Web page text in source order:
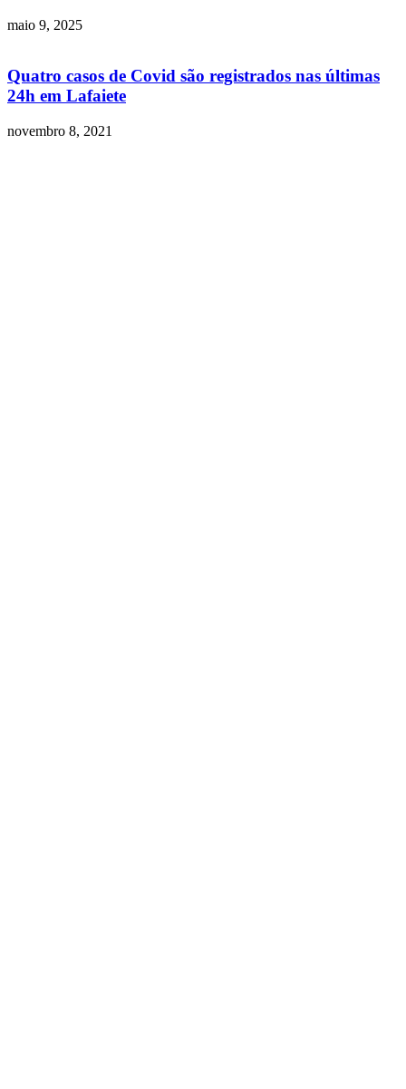
maio 9, 2025
Quatro casos de Covid são registrados nas últimas
24h em Lafaiete
novembro 8, 2021